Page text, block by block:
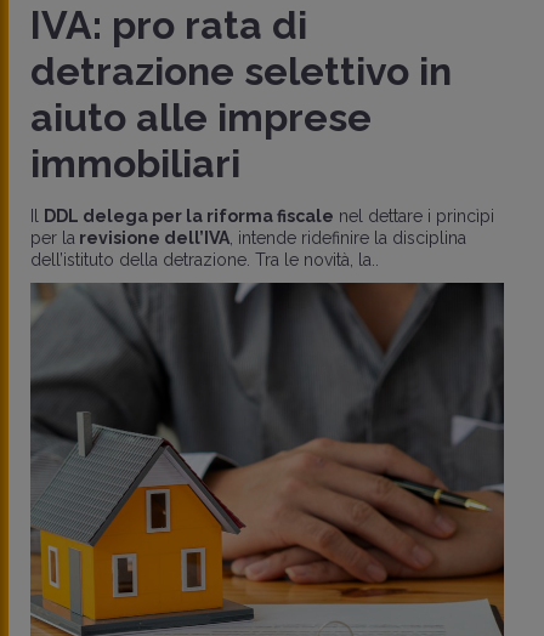
IVA: pro rata di
detrazione selettivo in
aiuto alle imprese
immobiliari
DDL delega per la riforma fiscale nel dettare i princìpi
per la revisione dell’IVA , intende ridefinire la disciplina
dell’istituto della detrazione. Tra le novità, la..